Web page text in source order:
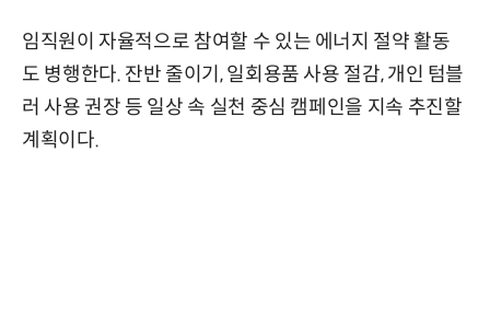
임직원이 자율적으로 참여할 수 있는 에너지 절약 활동
도 병행한다. 잔반 줄이기, 일회용품 사용 절감, 개인 텀블
러 사용 권장 등 일상 속 실천 중심 캠페인을 지속 추진할
계획이다.